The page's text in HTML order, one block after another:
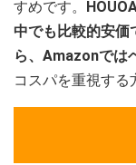
すめです。
中でも比較的安価
ら、Amazonでは
コスパを重視する